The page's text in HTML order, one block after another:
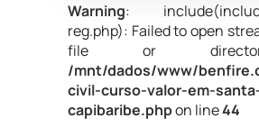
Warning:
reg.php): Failed to open
file or
/mnt/dados/www/
civil-curso-valor-em-
capibaribe.phpon line44